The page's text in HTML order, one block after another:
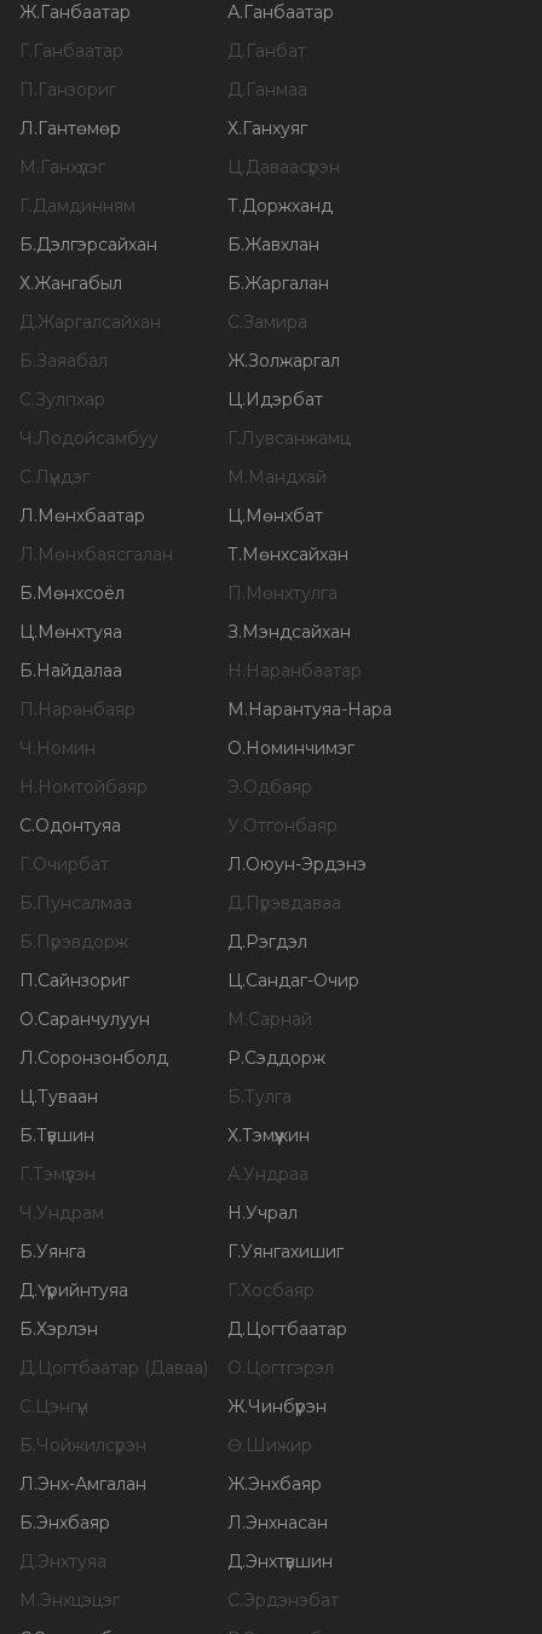
Ж. Ганбаатар А. Ганбаатар
Г. Ганбаатар Д. Ганбат
П . Ганзориг Д. Ганмаа
Л . Гантөмөр Х. Ганхуяг
М . Ганхүлэг Ц.Даваасүрэн
Г.Дамдинням Т.Доржханд
Б.Дэлгэрсайхан Б.Жавхлан
Х.Жангабыл Б.Жаргалан
Д.Жаргалсайхан С.Замира
Б.Заяабал Ж.Золжаргал
С.Зулпхар Ц. Идэрбат
Ч .Лодойсамбуу Г.Лувсанжамц
С.Лүндэг М . Мандхай
Л . Мөнхбаатар Ц. Мөнхбат
Л . Мөнхбаясгалан Т. Мөнхсайхан
Б. Мөнхсоёл П . Мөнхтулга
Ц. Мөнхтуяа З. Мэндсайхан
Б. Найдалаа Н . Наранбаатар
П . Наранбаяр М . Нарантуяа-Нара
Ч . Номин О. Номинчимэг
Н . Номтойбаяр Э.Одбаяр
С.Одонтуяа У.Отгонбаяр
Г.Очирбат Л .Оюун-Эрдэнэ
Б. Пунсалмаа Д. Пүрэвдаваа
Б. Пүрэвдорж Д. Рэгдэл
П .Сайнзориг Ц.Сандаг-Очир
О.Саранчулуун М .Сарнай
Л .Соронзонболд Р.Сэддорж
Ц.Туваан Б.Тулга
Б.Түвшин Х.Тэмүүжин
Г.Тэмүүлэн А.Ундраа
Ч .Ундрам Н .Учрал
Б.Уянга Г.Уянгахишиг
Д.Үүрийнтуяа Г.Хосбаяр
Б.Хэрлэн Д. Цогтбаатар
Д. Цогтбаатар (Даваа) О. Цогтгэрэл
С. Цэнгүүн Ж.Чинбүрэн
Б.Чойжилсүрэн Ө. Шижир
Л .Энх-Амгалан Ж.Энхбаяр
Б.Энхбаяр Л .Энхнасан
Д.Энхтуяа Д.Энхтүвшин
М .Энхцэцэг С.Эрдэнэбат